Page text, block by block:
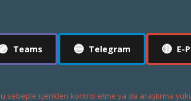
Teams 🔵 Telegram 🔴 E-
sebeple içerikleri kontrol etme ya da araştırma